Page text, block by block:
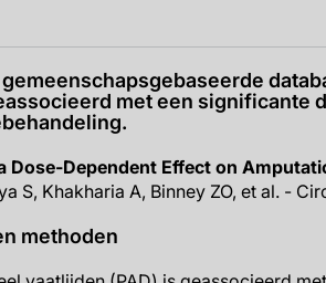
met een significante
Dose-Dependent Effect on
S, Khakharia A, Binney ZO, et al. -
methoden